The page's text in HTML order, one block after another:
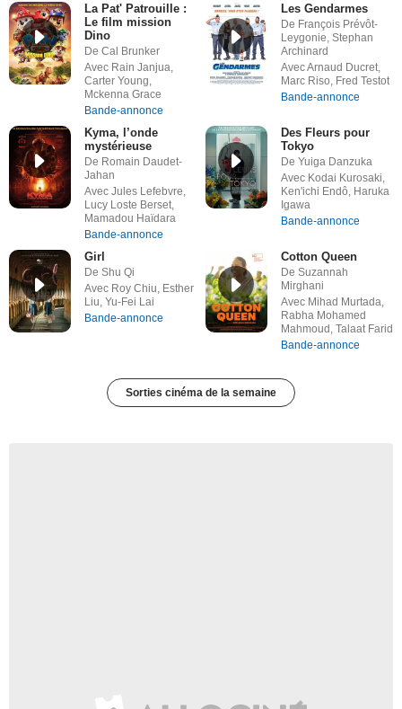
La Pat' Patrouille :
Le film mission
Dino
De Cal Brunker
Avec Rain Janjua,
Carter Young,
Mckenna Grace
Bande-annonce
Les Gendarmes
De François Prévôt-
Leygonie, Stephan
Archinard
Avec Arnaud Ducret,
Marc Riso, Fred Testot
Bande-annonce
Kyma, l’onde
mystérieuse
De Romain Daudet-
Jahan
Avec Jules Lefebvre,
Lucy Loste Berset,
Mamadou Haïdara
Bande-annonce
Des Fleurs pour
Tokyo
De Yuiga Danzuka
Avec Kodai Kurosaki,
Ken'ichi Endô, Haruka
Igawa
Bande-annonce
Girl
De Shu Qi
Avec Roy Chiu, Esther
Liu, Yu-Fei Lai
Bande-annonce
Cotton Queen
De Suzannah
Mirghani
Avec Mihad Murtada,
Rabha Mohamed
Mahmoud, Talaat Farid
Bande-annonce
Sorties cinéma de la semaine